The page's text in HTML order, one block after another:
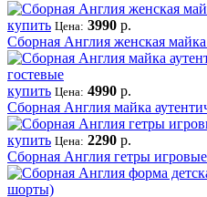
купить Цена: 3990 р.
Сборная Англия женская
купить Цена: 4990 р.
Сборная Англия майка
купить Цена: 2290 р.
Сборная Англия гетры